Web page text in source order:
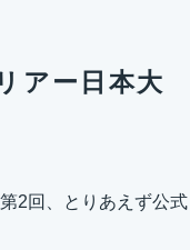
アー日本大
2回、とりあえず公式